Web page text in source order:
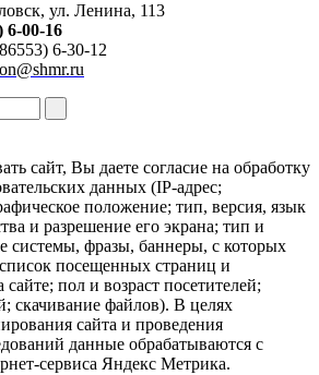
ул. Ленина, 113
6-00-16
6-30-12
сайт, Вы даете согласие на обработку
данных (IP-адрес;
положение; тип, версия, язык
и разрешение его экрана; тип и
системы, фразы, баннеры, с которых
посещенных страниц и
пол и возраст посетителей;
скачивание файлов). В целях
сайта и проведения
данные обрабатываются с
сервиса Яндекс Метрика.